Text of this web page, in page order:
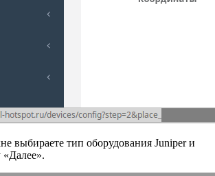
выбираете тип оборудования Juniper и